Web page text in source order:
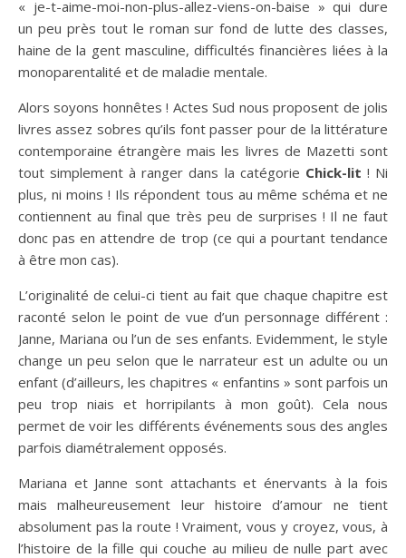
« je-t-aime-moi-non-plus-allez-viens-on-baise » qui dure
un peu près tout le roman sur fond de lutte des classes,
haine de la gent masculine, difficultés financières liées à la
monoparentalité et de maladie mentale.
Alors soyons honnêtes ! Actes Sud nous proposent de jolis
livres assez sobres qu’ils font passer pour de la littérature
contemporaine étrangère mais les livres de Mazetti sont
tout simplement à ranger dans la catégorie Chick-lit ! Ni
plus, ni moins ! Ils répondent tous au même schéma et ne
contiennent au final que très peu de surprises ! Il ne faut
donc pas en attendre de trop (ce qui a pourtant tendance
à être mon cas).
L’originalité de celui-ci tient au fait que chaque chapitre est
raconté selon le point de vue d’un personnage différent :
Janne, Mariana ou l’un de ses enfants. Evidemment, le style
change un peu selon que le narrateur est un adulte ou un
enfant (d’ailleurs, les chapitres « enfantins » sont parfois un
peu trop niais et horripilants à mon goût). Cela nous
permet de voir les différents événements sous des angles
parfois diamétralement opposés.
Mariana et Janne sont attachants et énervants à la fois
mais malheureusement leur histoire d’amour ne tient
absolument pas la route ! Vraiment, vous y croyez, vous, à
l’histoire de la fille qui couche au milieu de nulle part avec